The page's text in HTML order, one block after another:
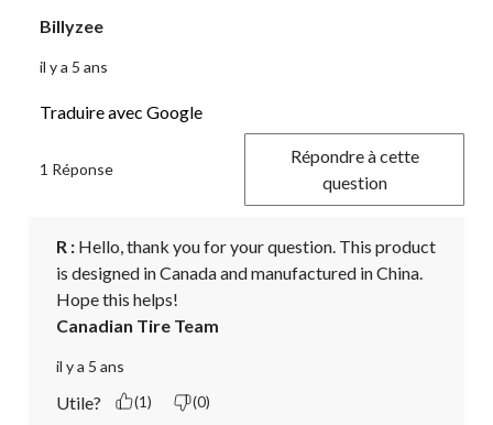
Billyzee
il y a 5 ans
Traduire avec Google
1 Réponse
Répondre à cette
question
R : Hello, thank you for your question. This product
is designed in Canada and manufactured in China.
Hope this helps!
Canadian Tire Team
il y a 5 ans
Utile? (1) (0)